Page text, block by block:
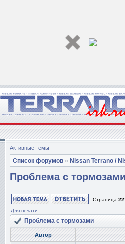
Активные темы
Список форумов » Nissan Terrano /
Проблема с тормозами
Страница
Для печати
Проблема с тормозами
Автор